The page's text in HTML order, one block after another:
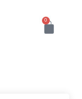
0
Cart